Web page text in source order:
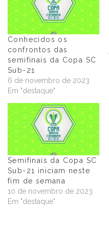
Conhecidos os
confrontos das
semifinais da Copa SC
Sub-21
6 de novembro de 2023
Em "destaque"
Semifinais da Copa SC
Sub-21 iniciam neste
fim de semana
10 de novembro de 2023
Em "destaque"